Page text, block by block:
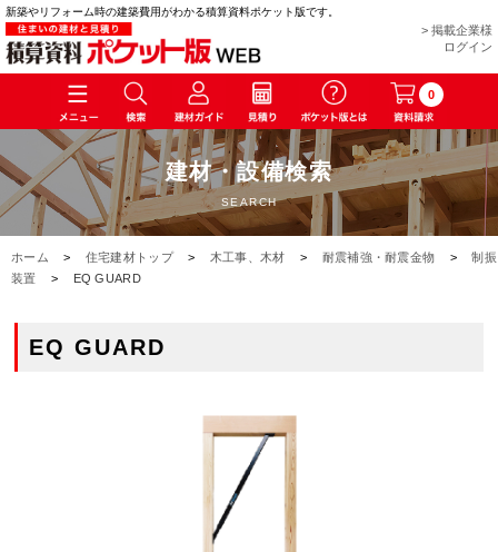
新築やリフォーム時の建築費用がわかる積算資料ポケット版です。
> 掲載企業様
ログイン
0
建材・設備検索
SEARCH
ホーム > 住宅建材トップ > 木工事、木材 > 耐震補強・耐震金物 >
制振
装置
> EQ GUARD
EQ GUARD